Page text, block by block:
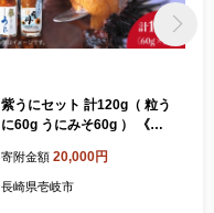
紫うにセット 計120g（ 粒う
に60g うにみそ60g ） 《壱
3] 20000 20000円 2万円
寄附金額 20,000円
長崎県壱岐市